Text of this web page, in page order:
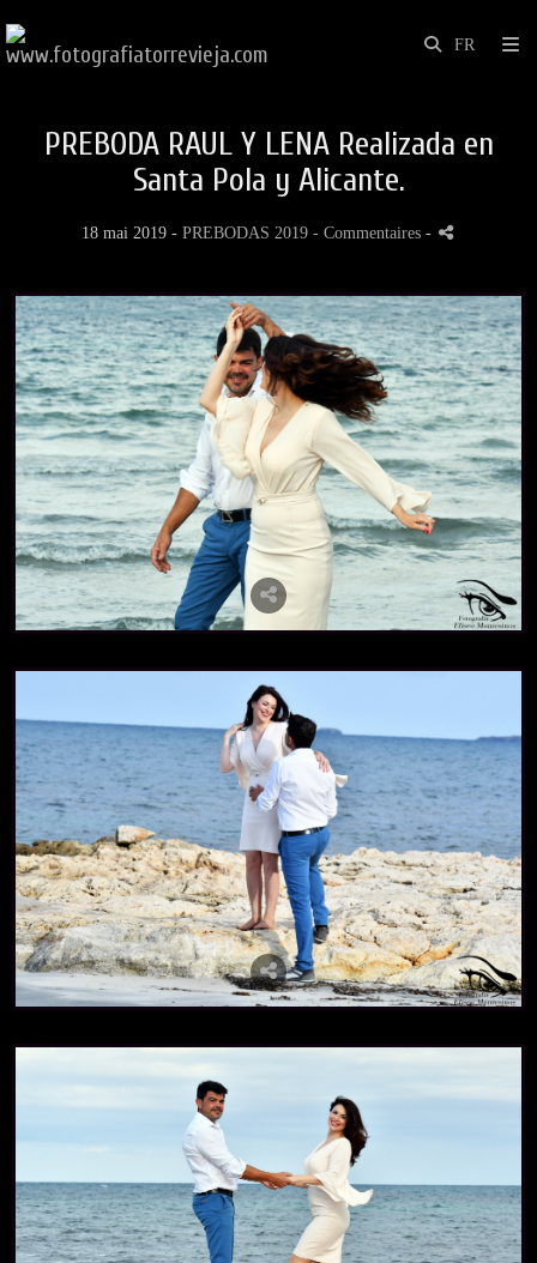
PREBODA RAUL Y LENA Realizada en
Santa Pola y Alicante.
18 mai 2019 - PREBODAS 2019 - Commentaires -